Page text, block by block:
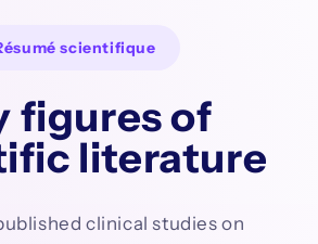
scientifique
figures of
literature
clinical studies on